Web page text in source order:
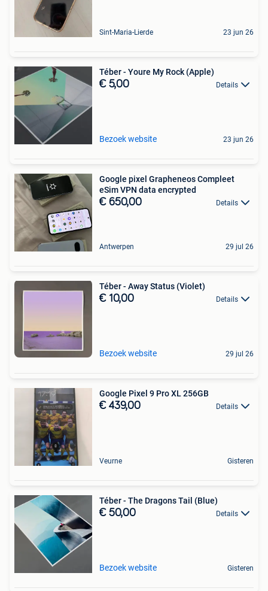
Sint-Maria-Lierde 23 jun 26
Téber - Youre My Rock (Apple)
€ 5,00 Details
Bezoek website 23 jun 26
Google pixel Grapheneos Compleet
eSim VPN data encrypted
€ 650,00 Details
Antwerpen 29 jul 26
Téber - Away Status (Violet)
€ 10,00 Details
Bezoek website 29 jul 26
Google Pixel 9 Pro XL 256GB
€ 439,00 Details
Veurne Gisteren
Téber - The Dragons Tail (Blue)
€ 50,00 Details
Bezoek website Gisteren